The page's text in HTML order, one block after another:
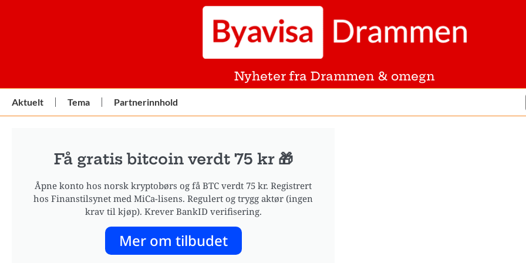
Nyheter fra Drammen & omegn
Aktuelt Tema Partnerinnhold
Få gratis bitcoin verdt 75 kr 🎁
Åpne konto hos norsk kryptobørs og få BTC verdt 75 kr. Registrert
hos Finanstilsynet med MiCa-lisens. Regulert og trygg aktør (ingen
krav til kjøp). Krever BankID verifisering.
Mer om tilbudet